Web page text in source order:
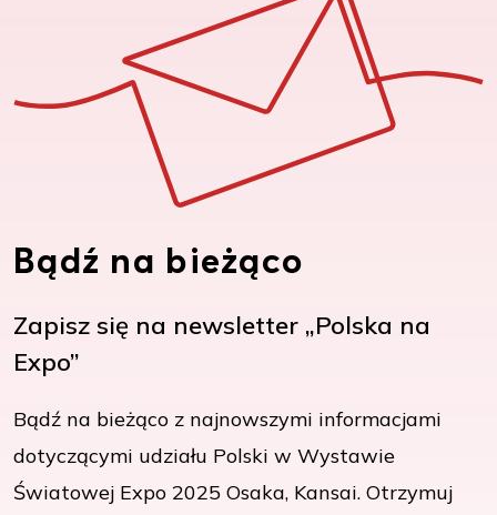
Bądź na bieżąco
Zapisz się na newsletter „Polska na
Expo”
Bądź na bieżąco z najnowszymi informacjami
dotyczącymi udziału Polski w Wystawie
Światowej Expo 2025 Osaka, Kansai. Otrzymuj